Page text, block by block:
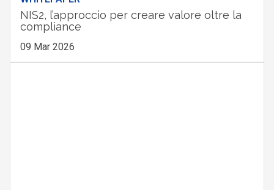
NIS2, l’approccio per creare valore oltre la
compliance
09 Mar 2026